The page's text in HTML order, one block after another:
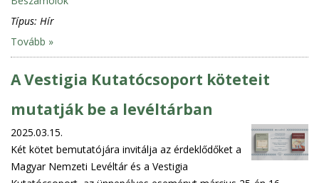
Típus: Hír
Tovább »
A Vestigia Kutatócsoport köteteit
mutatják be a levéltárban
2025.03.15.
Két kötet bemutatójára invitálja az érdeklődőket a
Magyar Nemzeti Levéltár és a Vestigia